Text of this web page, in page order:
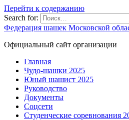
Перейти к содержанию
Search for:
Федерация шашек Московской
Официальный сайт организации
Главная
Чудо-шашки 2025
Юный шашист 2025
Руководство
Документы
Соцсети
Студенческие соревнования